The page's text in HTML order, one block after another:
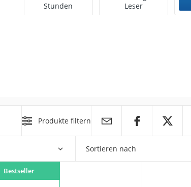
Stunden
Leser
Produkte filtern
Sortieren nach
Bestseller